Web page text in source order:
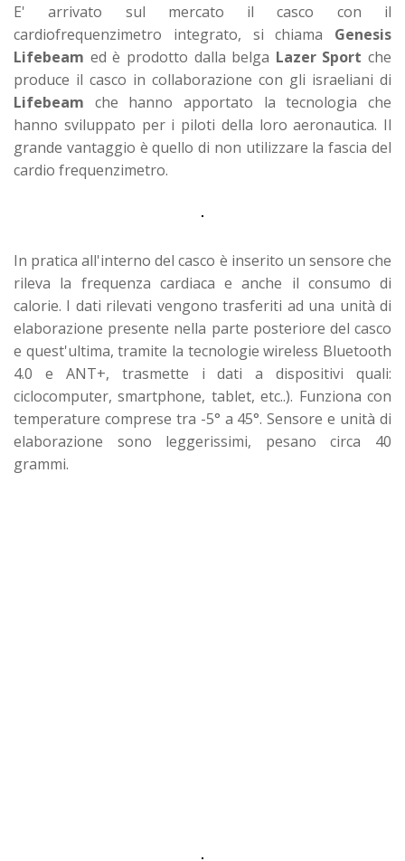
E' arrivato sul mercato il casco con il
cardiofrequenzimetro integrato, si chiama Genesis
Lifebeam ed è prodotto dalla belga Lazer Sport che
produce il casco in collaborazione con gli israeliani di
Lifebeam che hanno apportato la tecnologia che
hanno sviluppato per i piloti della loro aeronautica. Il
grande vantaggio è quello di non utilizzare la fascia del
cardio frequenzimetro.
In pratica all'interno del casco è inserito un sensore che
rileva la frequenza cardiaca e anche il consumo di
calorie. I dati rilevati vengono trasferiti ad una unità di
elaborazione presente nella parte posteriore del casco
e quest'ultima, tramite la tecnologie wireless Bluetooth
4.0 e ANT+, trasmette i dati a dispositivi quali:
ciclocomputer, smartphone, tablet, etc..). Funziona con
temperature comprese tra -5° a 45°. Sensore e unità di
elaborazione sono leggerissimi, pesano circa 40
grammi.